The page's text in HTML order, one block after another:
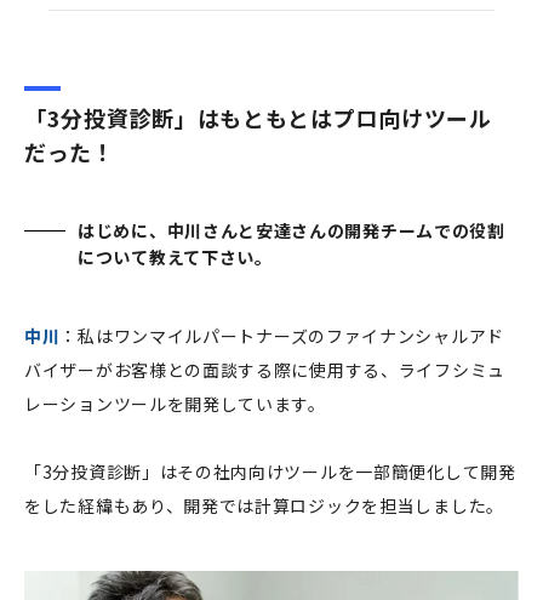
「3分投資診断」はもともとはプロ向けツール
だった！
はじめに、中川さんと安達さんの開発チームでの役割
について教えて下さい。
中川 ：私はワンマイルパートナーズのファイナンシャルアド
バイザーがお客様との面談する際に使用する、ライフシミュ
レーションツールを開発しています。
「3分投資診断」はその社内向けツールを一部簡便化して開発
をした経緯もあり、開発では計算ロジックを担当しました。